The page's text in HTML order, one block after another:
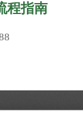
程指南